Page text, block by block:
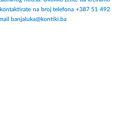
kontaktirate na broj telefona +387 51 492
banjaluka@kontiki.ba